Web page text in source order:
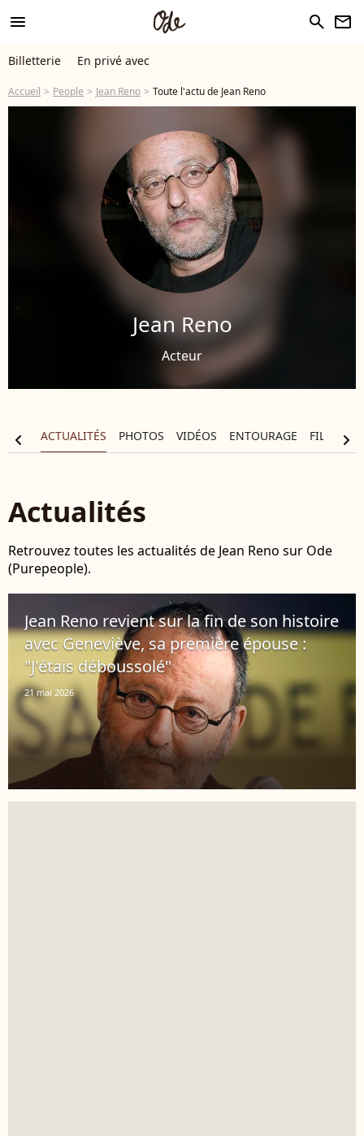
menu search newsletter
Billetterie En privé avec
Accueil People Jean Reno Toute l'actu de Jean Reno
Jean Reno
Acteur
ACTUALITÉS PHOTOS VIDÉOS ENTOURAGE
chevron_left chevron_right
Actualités
Retrouvez toutes les actualités de Jean Reno sur Ode
(Purepeople).
Jean Reno revient sur la fin de son histoire
avec Geneviève, sa première épouse :
"J'étais déboussolé"
21 mai 2026